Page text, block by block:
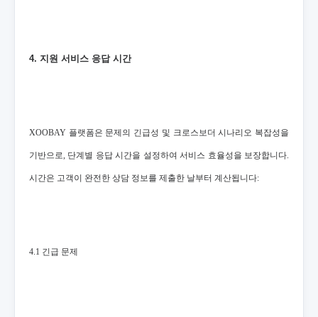
4. 지원 서비스 응답 시간
XOOBAY 플랫폼은 문제의 긴급성 및 크로스보더 시나리오 복잡성을
기반으로, 단계별 응답 시간을 설정하여 서비스 효율성을 보장합니다.
시간은 고객이 완전한 상담 정보를 제출한 날부터 계산됩니다:
4.1 긴급 문제